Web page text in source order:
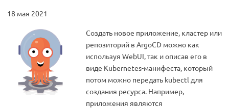
18 мая 2021
Создать новое приложение, кластер или
репозиторий в ArgoCD можно как
используя WebUI, так и описав его в
виде Kubernetes-манифеста, который
потом можно передать kubectl для
создания ресурса. Например,
приложения являются